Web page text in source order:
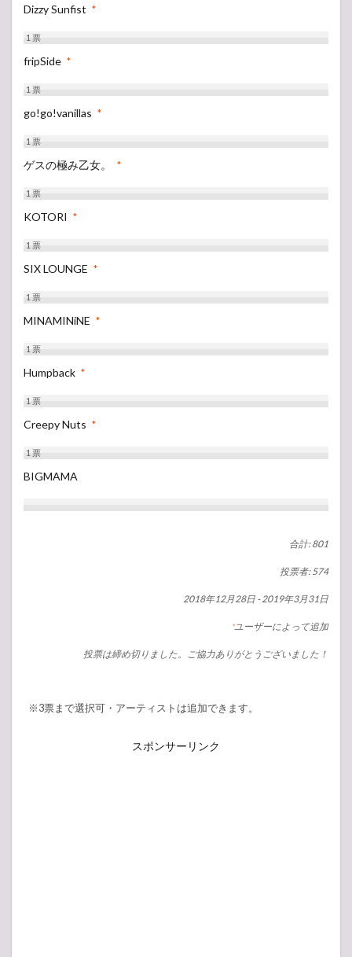
Dizzy Sunfist *
1票
fripSide *
1票
go!go!vanillas *
1票
ゲスの極み乙女。 *
1票
KOTORI *
1票
SIX LOUNGE *
1票
MINAMINiNE *
1票
Humpback *
1票
Creepy Nuts *
1票
BIGMAMA
合計: 801
投票者: 574
2018年12月28日 -2019年3月31日
*ユーザーによって追加
投票は締め切りました。ご協力ありがとうございました！
※3票まで選択可・アーティストは追加できます。
スポンサーリンク